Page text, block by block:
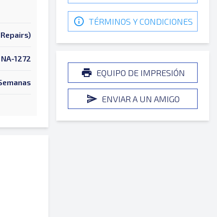
NA-1272
TÉRMINOS Y CONDICIONES
EQUIPO DE IMPRESIÓN
ENVIAR A UN AMIGO